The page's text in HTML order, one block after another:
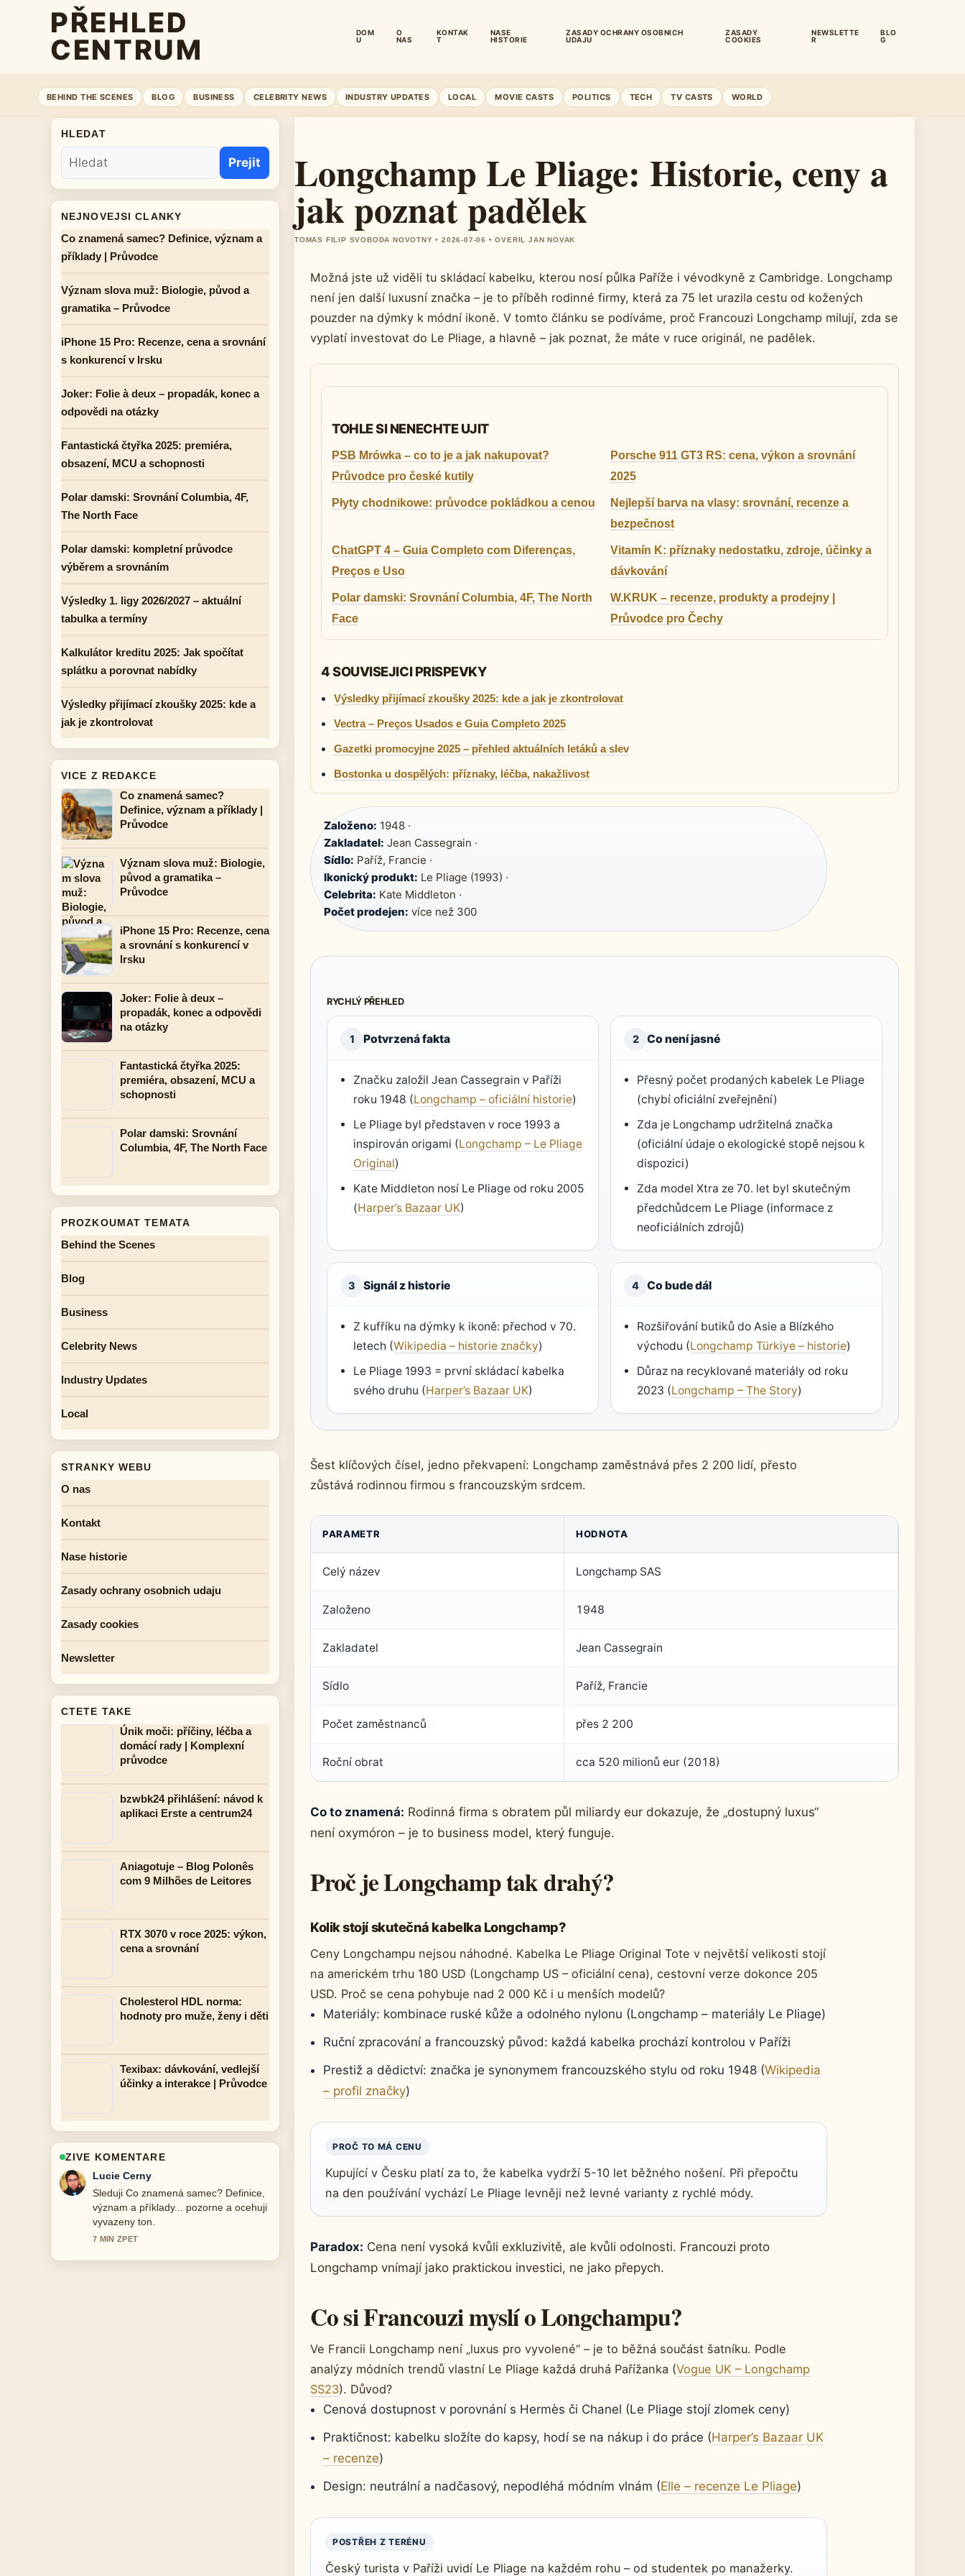
PŘEHLED
CENTRUM
DOM
U
O
NAS
KONTAK
T
NASE
HISTORIE
ZASADY OCHRANY OSOBNICH
UDAJU
ZASADY
COOKIES
NEWSLETTE
R
BLO
G
BEHIND THE SCENES BLOG BUSINESS CELEBRITY NEWS INDUSTRY UPDATES LOCAL MOVIE CASTS POLITICS TECH TV CASTS WORLD
Longchamp Le Pliage: Historie, ceny a
jak poznat padělek
TOMAS FILIP SVOBODA NOVOTNY • 2026-07-06 • OVERIL JAN NOVAK
Možná jste už viděli tu skládací kabelku, kterou nosí půlka Paříže i vévodkyně z Cambridge. Longchamp
není jen další luxusní značka – je to příběh rodinné firmy, která za 75 let urazila cestu od kožených
pouzder na dýmky k módní ikoně. V tomto článku se podíváme, proč Francouzi Longchamp milují, zda se
vyplatí investovat do Le Pliage, a hlavně – jak poznat, že máte v ruce originál, ne padělek.
TOHLE SI NENECHTE UJIT
PSB Mrówka – co to je a jak nakupovat?
Průvodce pro české kutily
Porsche 911 GT3 RS: cena, výkon a srovnání
2025
Płyty chodnikowe: průvodce pokládkou a cenou
Nejlepší barva na vlasy: srovnání, recenze a
bezpečnost
ChatGPT 4 – Guia Completo com Diferenças,
Preços e Uso
Vitamín K: příznaky nedostatku, zdroje, účinky a
dávkování
Polar damski: Srovnání Columbia, 4F, The North
Face
W.KRUK – recenze, produkty a prodejny |
Průvodce pro Čechy
4 SOUVISEJICI PRISPEVKY
Výsledky přijímací zkoušky 2025: kde a jak je zkontrolovat
Vectra – Preços Usados e Guia Completo 2025
Gazetki promocyjne 2025 – přehled aktuálních letáků a slev
Bostonka u dospělých: příznaky, léčba, nakažlivost
Založeno: 1948 ·
Zakladatel: Jean Cassegrain ·
Sídlo: Paříž, Francie ·
Ikonický produkt: Le Pliage (1993) ·
Celebrita: Kate Middleton ·
Počet prodejen: více než 300
RYCHLÝ PŘEHLED
1 Potvrzená fakta
Značku založil Jean Cassegrain v Paříži
roku 1948 (Longchamp – oficiální historie)
Le Pliage byl představen v roce 1993 a
inspirován origami (Longchamp – Le Pliage
Original)
Kate Middleton nosí Le Pliage od roku 2005
(Harper’s Bazaar UK)
2 Co není jasné
Přesný počet prodaných kabelek Le Pliage
(chybí oficiální zveřejnění)
Zda je Longchamp udržitelná značka
(oficiální údaje o ekologické stopě nejsou k
dispozici)
Zda model Xtra ze 70. let byl skutečným
předchůdcem Le Pliage (informace z
neoficiálních zdrojů)
3 Signál z historie
Z kufříku na dýmky k ikoně: přechod v 70.
letech (Wikipedia – historie značky)
Le Pliage 1993 = první skládací kabelka
svého druhu (Harper’s Bazaar UK)
4 Co bude dál
Rozšiřování butiků do Asie a Blízkého
východu (Longchamp Türkiye – historie)
Důraz na recyklované materiály od roku
2023 (Longchamp – The Story)
Šest klíčových čísel, jedno překvapení: Longchamp zaměstnává přes 2 200 lidí, přesto
zůstává rodinnou firmou s francouzským srdcem.
PARAMETR HODNOTA
Celý název Longchamp SAS
Založeno 1948
Zakladatel Jean Cassegrain
Sídlo Paříž, Francie
Počet zaměstnanců přes 2 200
Roční obrat cca 520 milionů eur (2018)
Co to znamená: Rodinná firma s obratem půl miliardy eur dokazuje, že „dostupný luxus“
není oxymóron – je to business model, který funguje.
Proč je Longchamp tak drahý?
Kolik stojí skutečná kabelka Longchamp?
Ceny Longchampu nejsou náhodné. Kabelka Le Pliage Original Tote v největší velikosti stojí
na americkém trhu 180 USD (Longchamp US – oficiální cena), cestovní verze dokonce 205
USD. Proč se cena pohybuje nad 2 000 Kč i u menších modelů?
Materiály: kombinace ruské kůže a odolného nylonu (Longchamp – materiály Le Pliage)
Ruční zpracování a francouzský původ: každá kabelka prochází kontrolou v Paříži
Prestiž a dědictví: značka je synonymem francouzského stylu od roku 1948 (Wikipedia
– profil značky)
PROČ TO MÁ CENU
Kupující v Česku platí za to, že kabelka vydrží 5-10 let běžného nošení. Při přepočtu
na den používání vychází Le Pliage levněji než levné varianty z rychlé módy.
Paradox: Cena není vysoká kvůli exkluzivitě, ale kvůli odolnosti. Francouzi proto
Longchamp vnímají jako praktickou investici, ne jako přepych.
Co si Francouzi myslí o Longchampu?
Ve Francii Longchamp není „luxus pro vyvolené“ – je to běžná součást šatníku. Podle
analýzy módních trendů vlastní Le Pliage každá druhá Pařížanka (Vogue UK – Longchamp
SS23). Důvod?
Cenová dostupnost v porovnání s Hermès či Chanel (Le Pliage stojí zlomek ceny)
Praktičnost: kabelku složíte do kapsy, hodí se na nákup i do práce (Harper’s Bazaar UK
– recenze)
Design: neutrální a nadčasový, nepodléhá módním vlnám (Elle – recenze Le Pliage)
POSTŘEH Z TERÉNU
Český turista v Paříži uvidí Le Pliage na každém rohu – od studentek po manažerky.
HLEDAT
Prejit
NEJNOVEJSI CLANKY
Co znamená samec? Definice, význam a
příklady | Průvodce
Význam slova muž: Biologie, původ a
gramatika – Průvodce
iPhone 15 Pro: Recenze, cena a srovnání
s konkurencí v Irsku
Joker: Folie à deux – propadák, konec a
odpovědi na otázky
Fantastická čtyřka 2025: premiéra,
obsazení, MCU a schopnosti
Polar damski: Srovnání Columbia, 4F,
The North Face
Polar damski: kompletní průvodce
výběrem a srovnáním
Výsledky 1. ligy 2026/2027 – aktuální
tabulka a termíny
Kalkulátor kreditu 2025: Jak spočítat
splátku a porovnat nabídky
Výsledky přijímací zkoušky 2025: kde a
jak je zkontrolovat
VICE Z REDAKCE
Co znamená samec?
Definice, význam a příklady |
Průvodce
Význam slova muž: Biologie,
původ a gramatika –
Průvodce
iPhone 15 Pro: Recenze, cena
a srovnání s konkurencí v
Irsku
Joker: Folie à deux –
propadák, konec a odpovědi
na otázky
Fantastická čtyřka 2025:
premiéra, obsazení, MCU a
schopnosti
Polar damski: Srovnání
Columbia, 4F, The North Face
PROZKOUMAT TEMATA
Behind the Scenes
Blog
Business
Celebrity News
Industry Updates
Local
STRANKY WEBU
O nas
Kontakt
Nase historie
Zasady ochrany osobnich udaju
Zasady cookies
Newsletter
CTETE TAKE
Únik moči: příčiny, léčba a
domácí rady | Komplexní
průvodce
bzwbk24 přihlášení: návod k
aplikaci Erste a centrum24
Aniagotuje – Blog Polonês
com 9 Milhões de Leitores
RTX 3070 v roce 2025: výkon,
cena a srovnání
Cholesterol HDL norma:
hodnoty pro muže, ženy i děti
Texibax: dávkování, vedlejší
účinky a interakce | Průvodce
ZIVE KOMENTARE
Martin Prochazka
Uzitecny kontext k Význam slova muž:
Biologie, původ a gramatika.... Prosim
pokracujte v prubeznych aktualizacich.
9 MIN ZPET